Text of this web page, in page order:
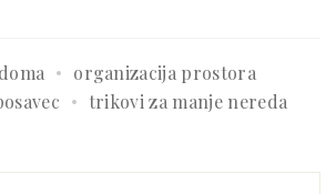
organizacija prostora
trikovi za manje nereda